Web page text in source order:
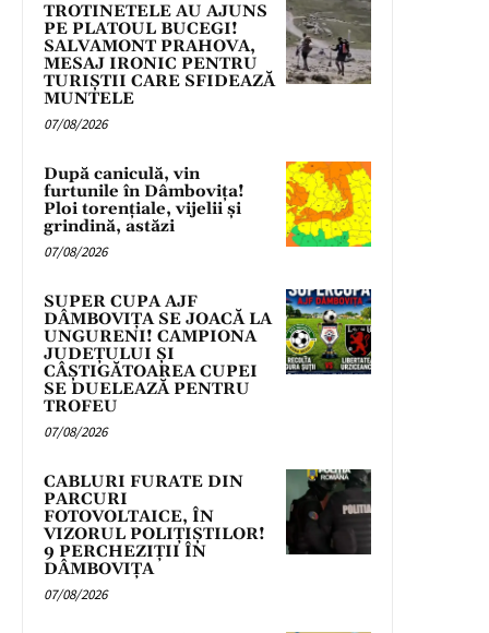
TROTINETELE AU AJUNS
PE PLATOUL BUCEGI!
SALVAMONT PRAHOVA,
MESAJ IRONIC PENTRU
TURIȘTII CARE SFIDEAZĂ
MUNTELE
07/08/2026
După caniculă, vin
furtunile în Dâmbovița!
Ploi torențiale, vijelii și
grindină, astăzi
07/08/2026
SUPER CUPA AJF
DÂMBOVIȚA SE JOACĂ LA
UNGURENI! CAMPIONA
JUDEȚULUI ȘI
CÂȘTIGĂTOAREA CUPEI
SE DUELEAZĂ PENTRU
TROFEU
07/08/2026
CABLURI FURATE DIN
PARCURI
FOTOVOLTAICE, ÎN
VIZORUL POLIȚIȘTILOR!
9 PERCHEZIȚII ÎN
DÂMBOVIȚA
07/08/2026